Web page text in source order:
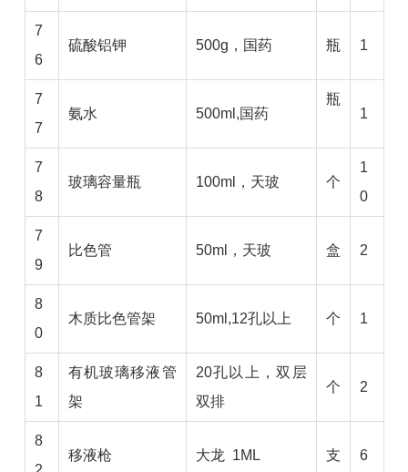
7
6
硫酸铝钾 500g，国药 瓶 1
7
7
氨水 500ml,国药
瓶
1
7
8
玻璃容量瓶 100ml，天玻 个
1
0
7
9
比色管 50ml，天玻 盒 2
8
0
木质比色管架 50ml,12孔以上 个 1
8
1
有机玻璃移液管
架
20孔以上，双层
双排
个 2
8
移液枪 大龙 1ML 支 6